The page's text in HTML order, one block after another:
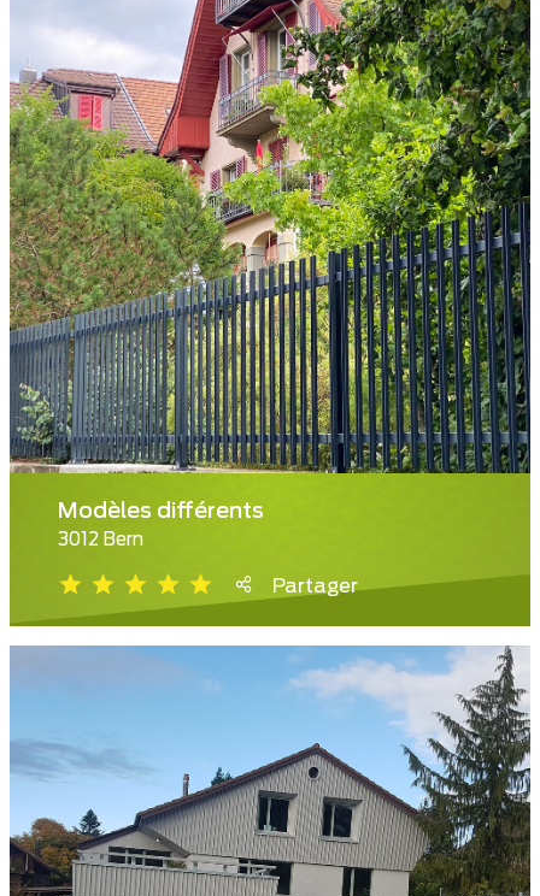
Modèles différents
3012 Bern
Partager